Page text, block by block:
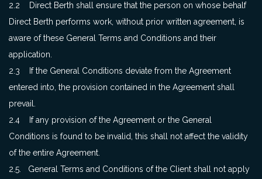
2.2 Direct Berth shall ensure that the person on whose behalf
Direct Berth performs work, without prior written agreement, is
aware of these General Terms and Conditions and their
application.
2.3 If the General Conditions deviate from the Agreement
entered into, the provision contained in the Agreement shall
prevail.
2.4 If any provision of the Agreement or the General
Conditions is found to be invalid, this shall not affect the validity
of the entire Agreement.
2.5. General Terms and Conditions of the Client shall not apply